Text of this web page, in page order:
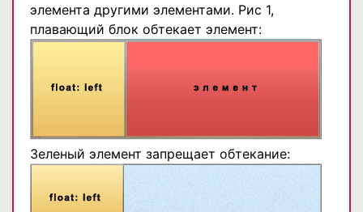
элемента другими элементами. Рис 1,
плавающий блок обтекает элемент:
Зеленый элемент запрещает обтекание: